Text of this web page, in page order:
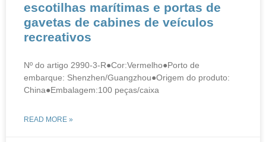
escotilhas marítimas e portas de
gavetas de cabines de veículos
recreativos
Nº do artigo 2990-3-R●Cor:Vermelho●Porto de
embarque: Shenzhen/Guangzhou●Origem do produto:
China●Embalagem:100 peças/caixa
READ MORE »